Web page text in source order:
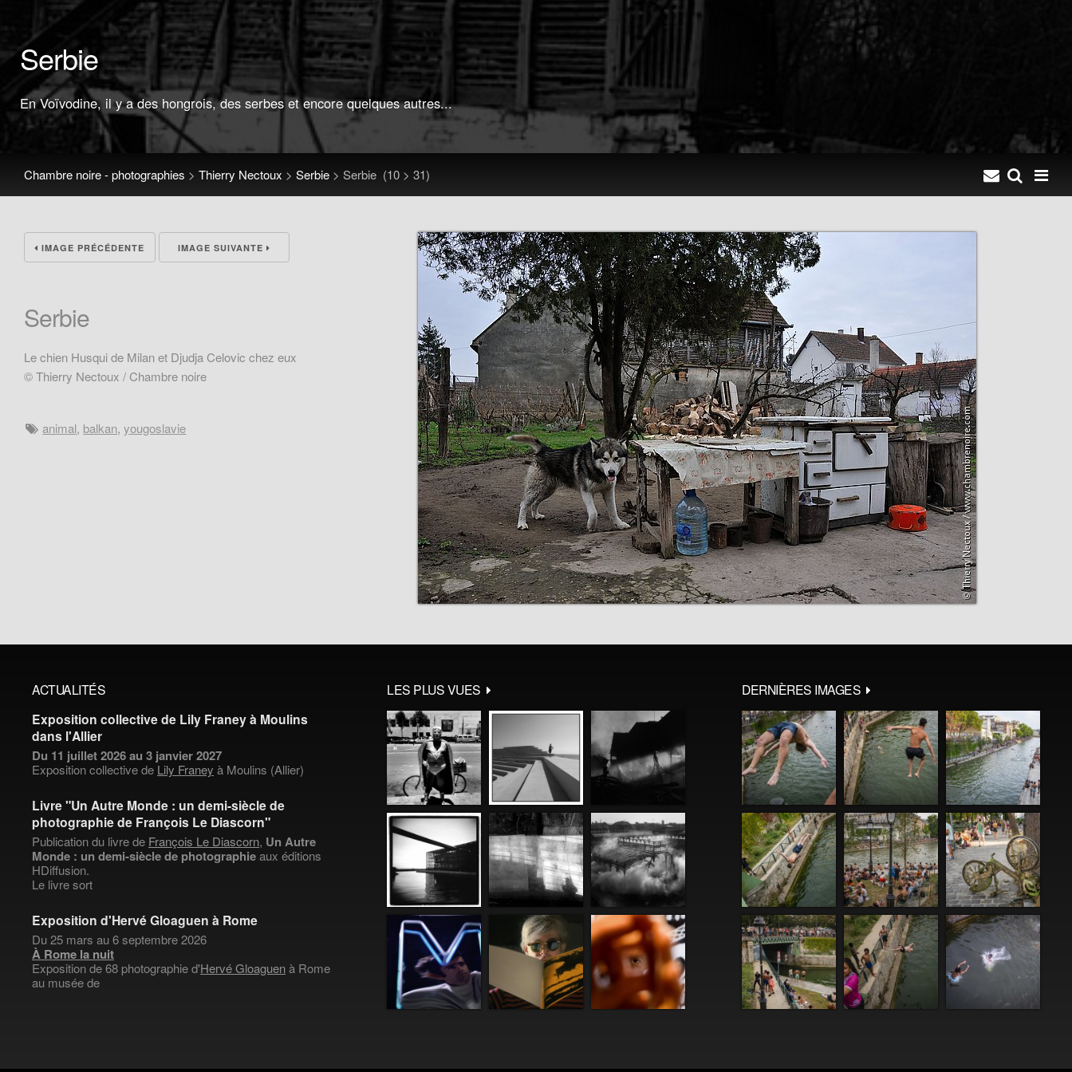
Serbie
En Voïvodine, il y a des hongrois, des serbes et encore quelques autres...
Chambre noire - photographies > Thierry Nectoux > Serbie > Serbie (10 > 31)
IMAGE PRÉCÉDENTE IMAGE SUIVANTE
Serbie
Le chien Husqui de Milan et Djudja Celovic chez eux
© Thierry Nectoux / Chambre noire
animal, balkan,yougoslavie
ACTUALITÉS
Exposition collective de Lily Franey à Moulins
dans l'Allier
Du 11 juillet 2026 au 3 janvier 2027
Exposition collective de Lily Franey à Moulins (Allier)
Livre "Un Autre Monde : un demi-siècle de
photographie de François Le Diascorn"
Publication du livre de François Le Diascorn, Un Autre
Monde : un demi-siècle de photographieaux éditions
HDiffusion.
Le livre sort
Exposition d'Hervé Gloaguen à Rome
Du 25 mars au 6 septembre 2026
À Rome la nuit
Exposition de 68 photographie d'Hervé Gloaguenà Rome
au musée de
LES PLUS VUES DERNIÈRES IMAGES